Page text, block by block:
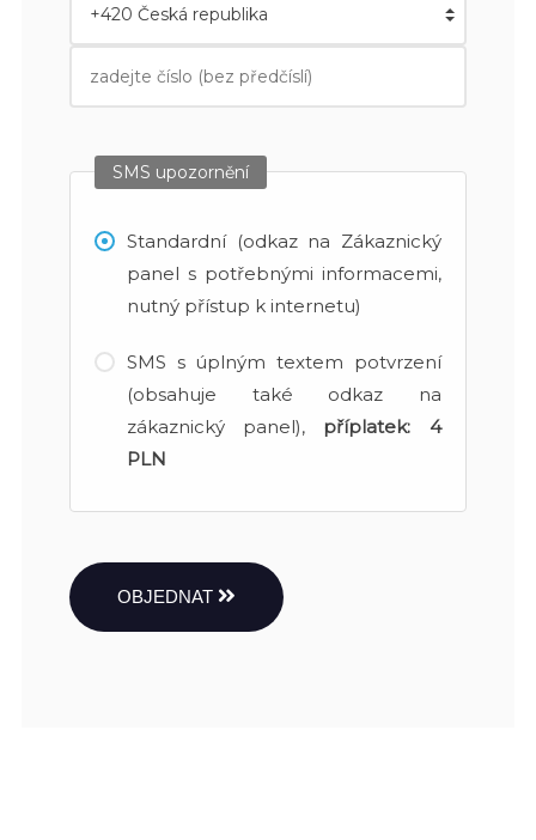
SMS upozornění
Standardní (odkaz na Zákaznický
panel s potřebnými informacemi,
nutný přístup k internetu)
SMS s úplným textem potvrzení
(obsahuje také odkaz na
zákaznický panel), příplatek: 4
PLN
OBJEDNAT